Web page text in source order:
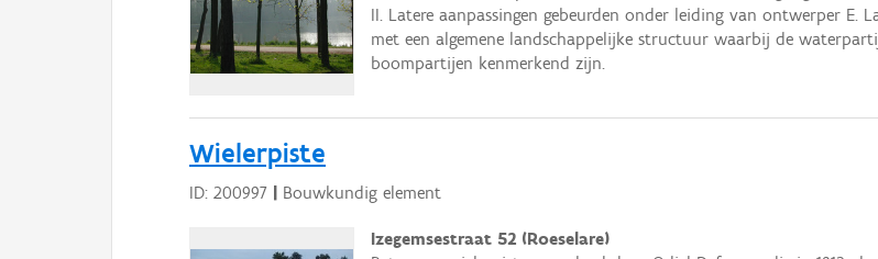
II. Latere aanpassingen gebeurden onder leiding van ontwerper E.
met een algemene landschappelijke structuur waarbij de
boompartijen kenmerkend zijn.
Wielerpiste
ID: 200997 Bouwkundig element
Izegemsestraat 52 (Roeselare)